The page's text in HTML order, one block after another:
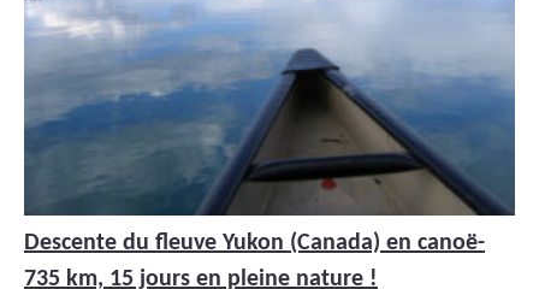
Descente du fleuve Yukon (Canada) en canoë-
735 km, 15 jours en pleine nature !